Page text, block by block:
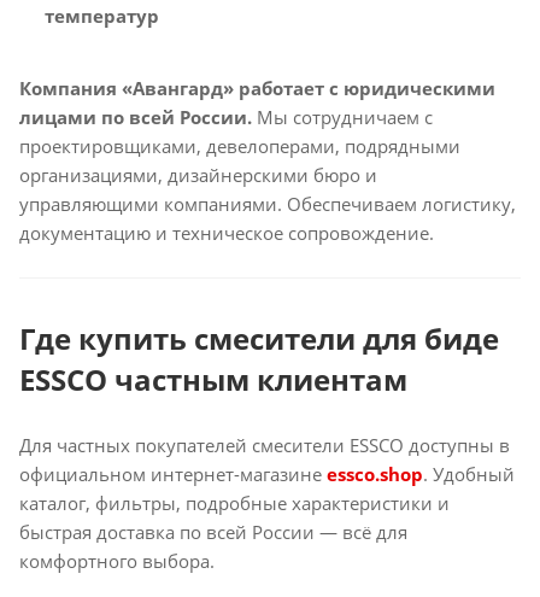
температур
Компания «Авангард» работает с юридическими
лицами по всей России. Мы сотрудничаем с
проектировщиками, девелоперами, подрядными
организациями, дизайнерскими бюро и
управляющими компаниями. Обеспечиваем логистику,
документацию и техническое сопровождение.
Где купить смесители для биде
ESSCO частным клиентам
Для частных покупателей смесители ESSCO доступны в
официальном интернет-магазине essco.shop. Удобный
каталог, фильтры, подробные характеристики и
быстрая доставка по всей России — всё для
комфортного выбора.